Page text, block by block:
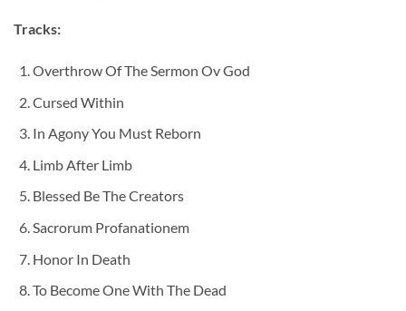
Tracks:
Overthrow Of The Sermon Ov God
Cursed Within
In Agony You Must Reborn
Limb After Limb
Blessed Be The Creators
Sacrorum Profanationem
Honor In Death
To Become One With The Dead